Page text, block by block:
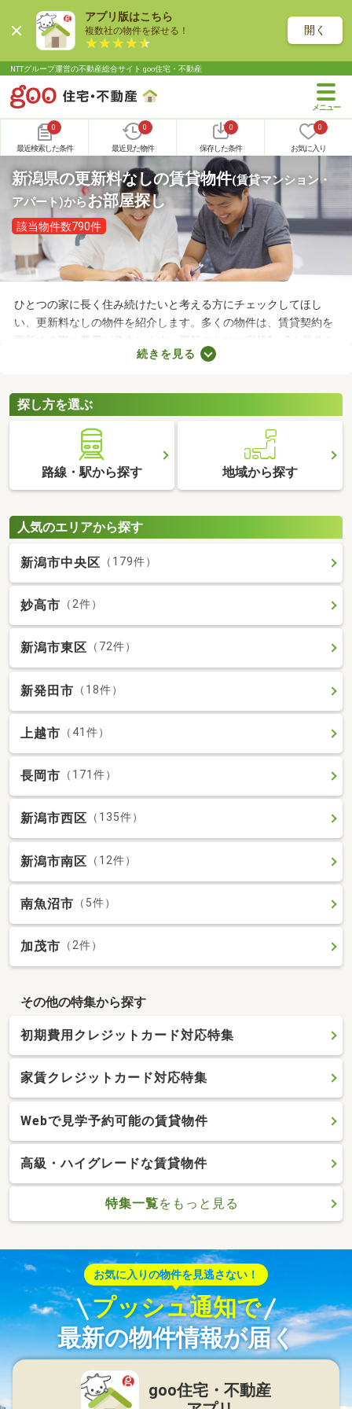
アプリ版はこちら
複数社の物件を探せる！ 開く
NTTグループ運営の不動産総合サイト goo住宅・不動産
0
最近検索した条件
0
最近見た物件
0
保存した条件
0
お気に入り
新潟県の更新料なしの賃貸物件(賃貸マンション・
アパート)からお部屋探し
該当物件数790件
ひとつの家に長く住み続けたいと考える方にチェックしてほし
い、更新料なしの物件を紹介します。多くの物件は、賃貸契約を
更新する際に費用が発生します。更新のたびに家賃1～2カ月分を
支払わなければならないので、支出が増える点がデメリットだと
お気に入りのお部屋に長く住めますよ。
続きを見る
探し方を選ぶ
路線・駅から探す 地域から探す
人気のエリアから探す
新潟市中央区 （179件）
妙高市 （2件）
新潟市東区 （72件）
新発田市 （18件）
上越市 （41件）
長岡市 （171件）
新潟市西区 （135件）
新潟市南区 （12件）
南魚沼市 （5件）
加茂市 （2件）
その他の特集から探す
初期費用クレジットカード対応特集
家賃クレジットカード対応特集
Webで見学予約可能の賃貸物件
高級・ハイグレードな賃貸物件
特集一覧をもっと見る
お気に入りの物件を見逃さない！
プッシュ通知で
最新の物件情報が届く
goo住宅・不動産